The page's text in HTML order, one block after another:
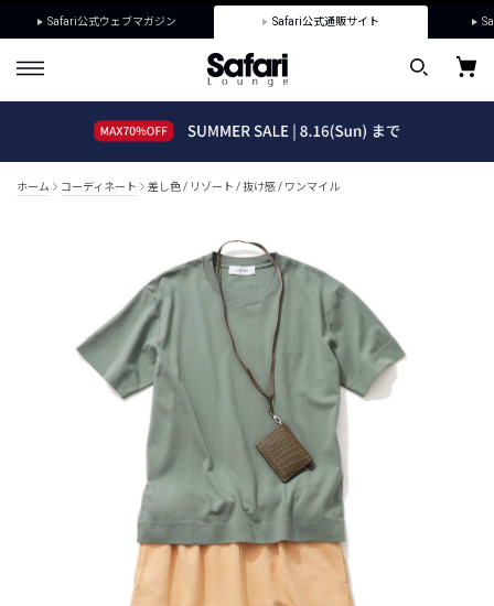
Safari公式ウェブマガジン Safari公式通販サイト
ホーム コーディネート 差し色 / リゾート / 抜け感 / ワンマイル